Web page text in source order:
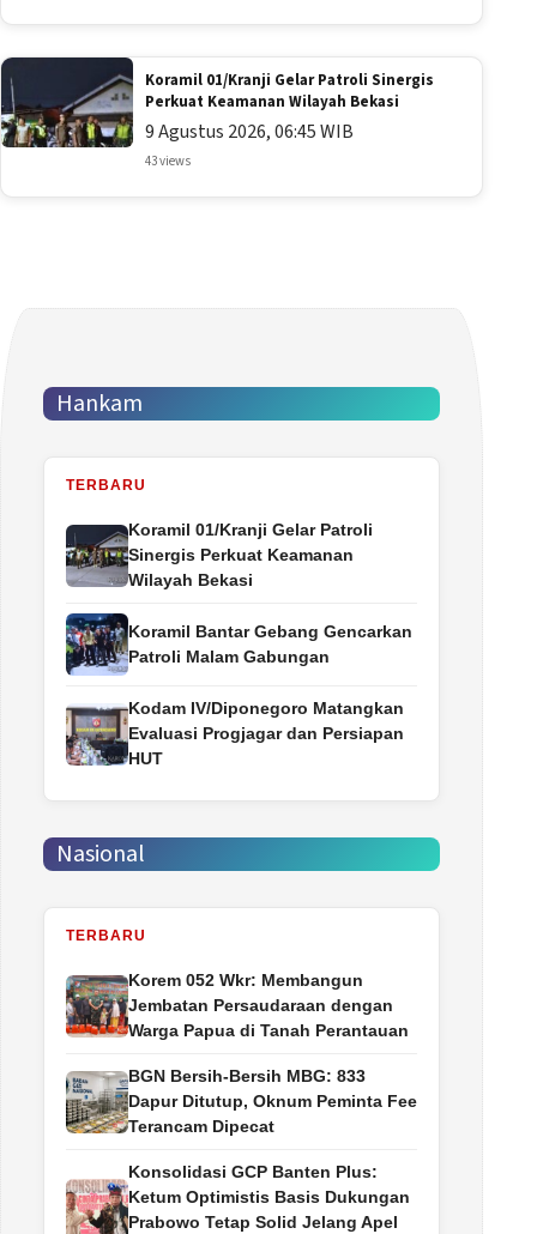
Koramil 01/Kranji Gelar Patroli Sinergis
Perkuat Keamanan Wilayah Bekasi
9 Agustus 2026, 06:45 WIB
43 views
Hankam
TERBARU
Koramil 01/Kranji Gelar Patroli
Sinergis Perkuat Keamanan
Wilayah Bekasi
Koramil Bantar Gebang Gencarkan
Patroli Malam Gabungan
Kodam IV/Diponegoro Matangkan
Evaluasi Progjagar dan Persiapan
HUT
Nasional
TERBARU
Korem 052 Wkr: Membangun
Jembatan Persaudaraan dengan
Warga Papua di Tanah Perantauan
BGN Bersih-Bersih MBG: 833
Dapur Ditutup, Oknum Peminta Fee
Terancam Dipecat
Konsolidasi GCP Banten Plus:
Ketum Optimistis Basis Dukungan
Prabowo Tetap Solid Jelang Apel